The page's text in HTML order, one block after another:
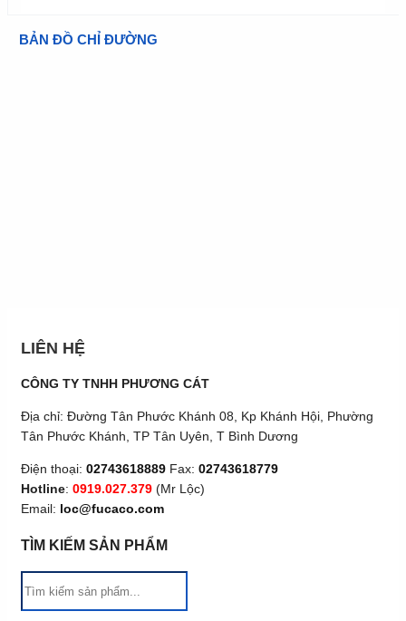
BẢN ĐỒ CHỈ ĐƯỜNG
LIÊN HỆ
CÔNG TY TNHH PHƯƠNG CÁT
Địa chỉ: Đường Tân Phước Khánh 08, Kp Khánh Hội, Phường
Tân Phước Khánh, TP Tân Uyên, T Bình Dương
Điện thoại: 02743618889 Fax: 02743618779
Hotline: 0919.027.379 (Mr Lộc)
Email: loc@fucaco.com
TÌM KIẾM SẢN PHẨM